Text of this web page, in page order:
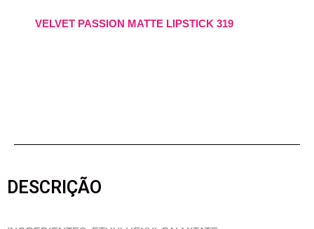
VELVET PASSION MATTE LIPSTICK 319
DESCRIÇÃO